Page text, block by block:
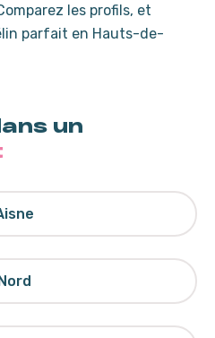
les profils, et
parfait en Hauts-de-
un